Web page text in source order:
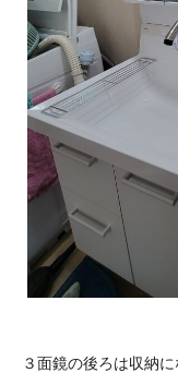
３面鏡の後ろは収納に